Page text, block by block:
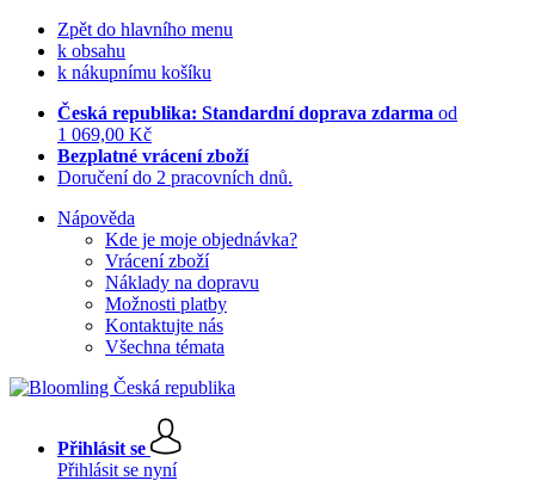
Zpět do hlavního menu
k obsahu
k nákupnímu košíku
Česká republika: Standardní doprava zdarma od
1 069,00 Kč
Bezplatné vrácení zboží
Doručení do 2 pracovních dnů.
Nápověda
Kde je moje objednávka?
Vrácení zboží
Náklady na dopravu
Možnosti platby
Kontaktujte nás
Všechna témata
Přihlásit se
Přihlásit se nyní